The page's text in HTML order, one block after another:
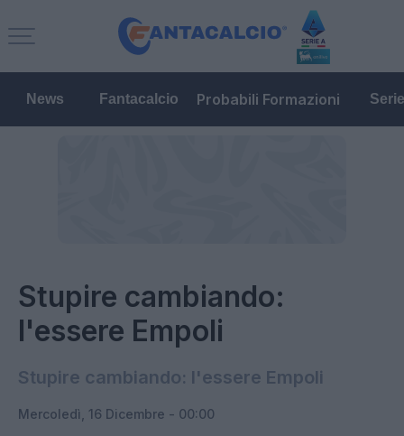
News Fantacalcio Probabili Formazioni
Stupire cambiando:
l'essere Empoli
Stupire cambiando: l'essere Empoli
Mercoledì, 16 Dicembre - 00:00